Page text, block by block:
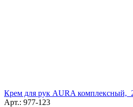
Крем для рук AURA комплексный,
Арт.: 977-123